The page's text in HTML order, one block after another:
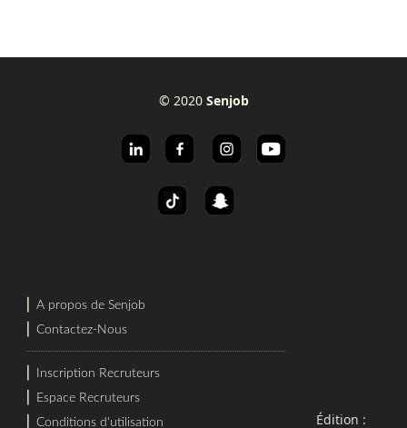
© 2020 Senjob
A propos de Senjob
Contactez-Nous
Inscription Recruteurs
Espace Recruteurs
Conditions d'utilisation Édition :